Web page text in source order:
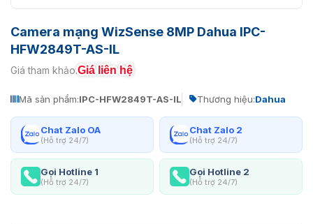
Camera mạng WizSense 8MP Dahua IPC-
HFW2849T-AS-IL
Giá tham khảo:Giá liên hệ
Mã sản phẩm:IPC-HFW2849T-AS-IL Thương hiệu:Dahua
Chat Zalo OA
(Hỗ trợ 24/7)
Chat Zalo 2
(Hỗ trợ 24/7)
Gọi Hotline 1
(Hỗ trợ 24/7)
Gọi Hotline 2
(Hỗ trợ 24/7)